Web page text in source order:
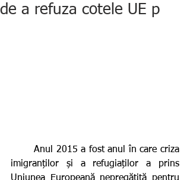
de a refuza cotele UE p
imigranților și a refugiaților a prins
Uniunea Europeană nepregătită pentru